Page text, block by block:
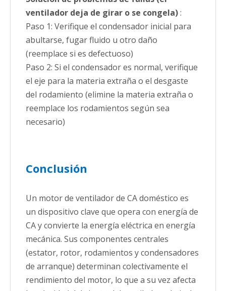
ventilador deja de girar o se congela):
Paso 1: Verifique el condensador inicial para
abultarse, fugar fluido u otro daño
(reemplace si es defectuoso)
Paso 2: Si el condensador es normal, verifique
el eje para la materia extraña o el desgaste
del rodamiento (elimine la materia extraña o
reemplace los rodamientos según sea
necesario)
Conclusión
Un motor de ventilador de CA doméstico es
un dispositivo clave que opera con energía de
CA y convierte la energía eléctrica en energía
mecánica. Sus componentes centrales
(estator, rotor, rodamientos y condensadores
de arranque) determinan colectivamente el
rendimiento del motor, lo que a su vez afecta